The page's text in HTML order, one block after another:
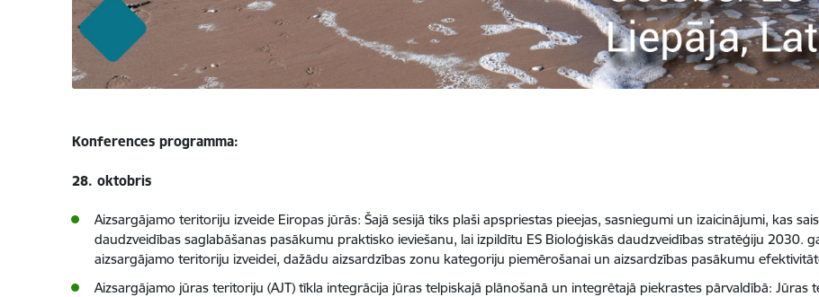
Konferences programma:
28. oktobris
Aizsargājamo teritoriju izveide Eiropas jūrās: Šajā sesijā tiks plaši apspriestas pieejas, sasniegumi un izaicinājumi, kas
daudzveidības saglabāšanas pasākumu praktisko ieviešanu, lai izpildītu ES Bioloģiskās daudzveidības stratēģiju 2030.
aizsargājamo teritoriju izveidei, dažādu aizsardzības zonu kategoriju piemērošanai un aizsardzības pasākumu
Aizsargājamo jūras teritoriju (AJT) tīkla integrācija jūras telpiskajā plānošanā un integrētajā piekrastes pārvaldībā: Jūras